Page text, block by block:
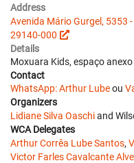
Address
Avenida Mário Gurgel, 5353
29140-000
Details
Moxuara Kids, espaço
Contact
WhatsApp: Arthur Lubeou
Organizers
Lidiane Silva Oaschiand
WCA Delegates
Arthur Corrêa Lube Santos,
Victor Farles Cavalcante